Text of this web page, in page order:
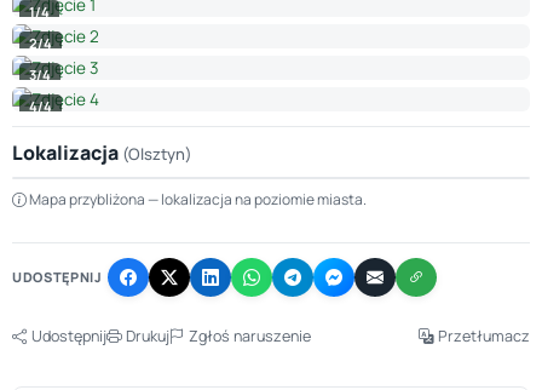
1/4
2/4
3/4
4/4
Lokalizacja (Olsztyn)
+
−
Mapa przybliżona — lokalizacja na poziomie miasta.
UDOSTĘPNIJ
Udostępnij Drukuj Zgłoś naruszenie Przetłumacz